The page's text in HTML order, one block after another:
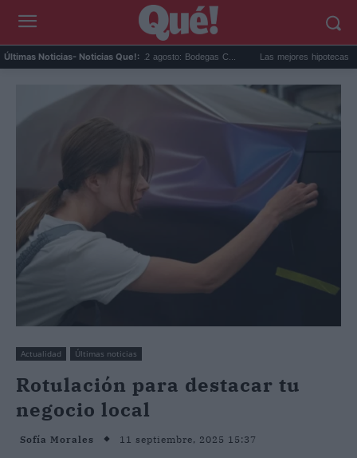
Últimas Noticias- Noticias Que!:
solar en Cariñena del 12 agosto: Bodegas C... Las mejores hipotecas de agosto:
Actualidad Últimas noticias
Rotulación para destacar tu
negocio local
Sofía Morales 11 septiembre, 2025 15:37